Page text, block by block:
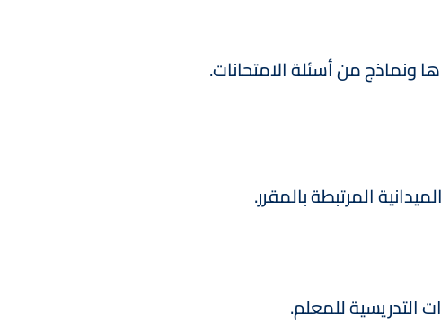
ونماذج من أسئلة الامتحانات.
المرتبطة بالمقرر.
التدريسية للمعلم.